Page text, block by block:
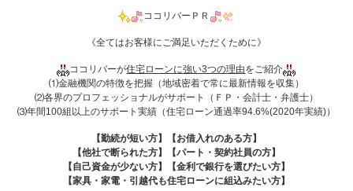
ココリバーＰＲ
《全てはお客様にご満足いただくために》
ココリバーが住宅ローンに強い3つの理由をご紹介
⑴金融機関の特徴を把握（地域密着で常に最新情報を収集）
⑵各界のプロフェッショナルがサポート（ＦＰ・会計士・弁護士）
⑶年間100組以上のサポート実績（住宅ローン通過率94.6%(2020年実績)）
【勤続が短い方】【お借入れのある方】
【他社で断られた方】【パート・契約社員の方】
【自己資金が少ない方】【金利で銀行を選びたい方】
【家具・家電・引越代も住宅ローンに組込みたい方】